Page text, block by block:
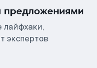
лайфхаки,
экспертов